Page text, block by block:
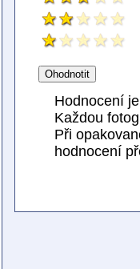
Hodnocení
Každou
Při
hodnocení